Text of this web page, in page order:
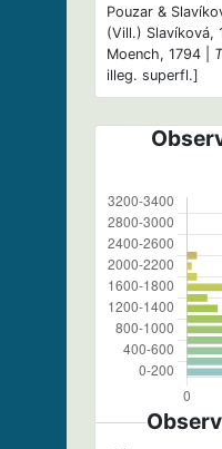
Pouzar &
(Vill.) Slavíková,
Moench, 1794 |
illeg. superfl.]